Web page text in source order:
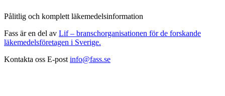
Pålitlig och komplett läkemedelsinformation
Fass är en del av Lif – branschorganisationen för de forskande
läkemedelsföretagen i Sverige.
Kontakta oss E-post info@fass.se